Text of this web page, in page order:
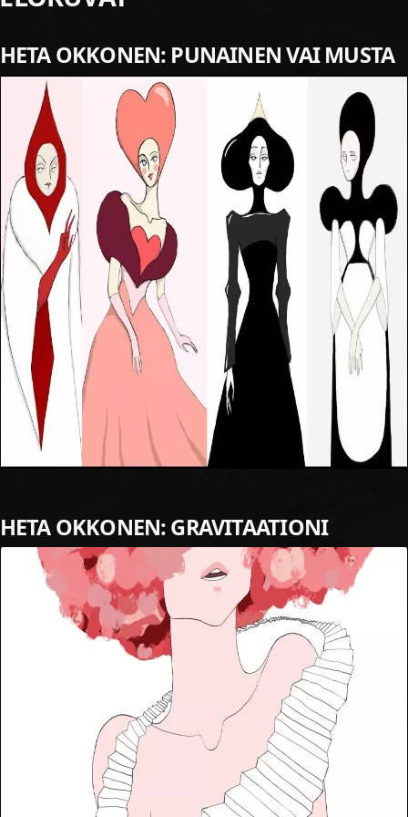
HETA OKKONEN: PUNAINEN VAI MUSTA
HETA OKKONEN: GRAVITAATIONI